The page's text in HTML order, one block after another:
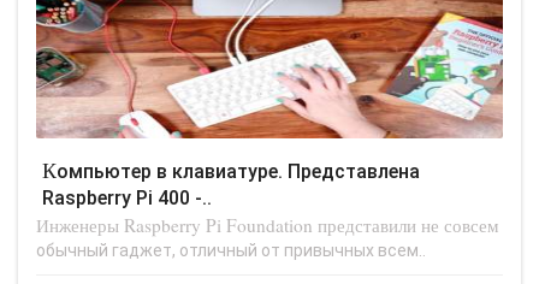
Компьютер в клавиатуре. Представлена
Raspberry Pi 400 -..
Инженеры Raspberry Pi Foundation представили не совсем
обычный гаджет, отличный от привычных всем..